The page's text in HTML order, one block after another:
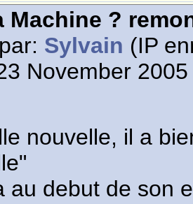
Machine ?
Sylvain (IP
November
nouvelle, il a
au debut de son